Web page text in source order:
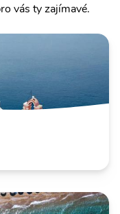
vás ty zajímavé.